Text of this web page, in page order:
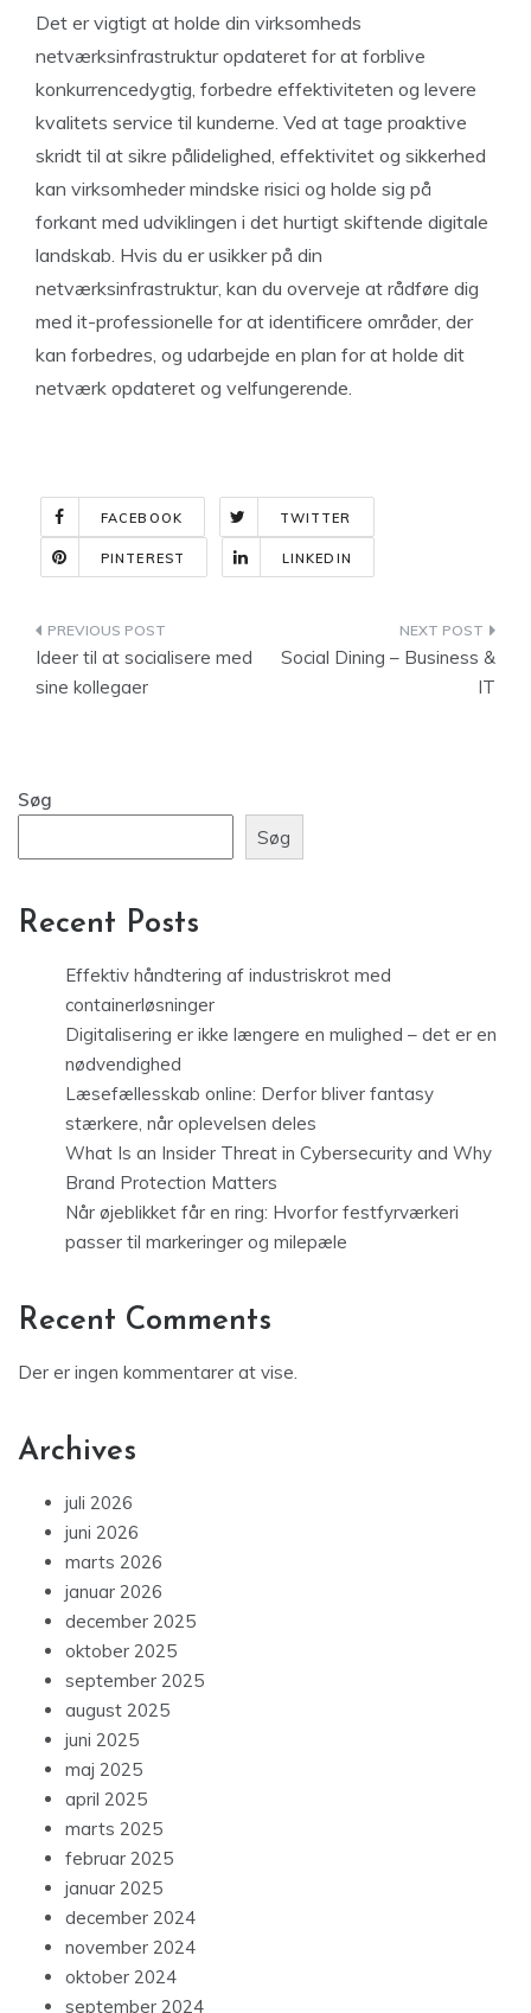
Det er vigtigt at holde din virksomheds
netværksinfrastruktur opdateret for at forblive
konkurrencedygtig, forbedre effektiviteten og levere
kvalitets service til kunderne. Ved at tage proaktive
skridt til at sikre pålidelighed, effektivitet og sikkerhed
kan virksomheder mindske risici og holde sig på
forkant med udviklingen i det hurtigt skiftende digitale
landskab. Hvis du er usikker på din
netværksinfrastruktur, kan du overveje at rådføre dig
med it-professionelle for at identificere områder, der
kan forbedres, og udarbejde en plan for at holde dit
netværk opdateret og velfungerende.
FACEBOOK TWITTER
PINTEREST LINKEDIN
Indlægsnavigation
Ideer til at socialisere med
sine kollegaer
Social Dining – Business &
IT
Søg
Søg
Recent Posts
Effektiv håndtering af industriskrot med
containerløsninger
Digitalisering er ikke længere en mulighed – det er en
nødvendighed
Læsefællesskab online: Derfor bliver fantasy
stærkere, når oplevelsen deles
What Is an Insider Threat in Cybersecurity and Why
Brand Protection Matters
Når øjeblikket får en ring: Hvorfor festfyrværkeri
passer til markeringer og milepæle
Recent Comments
Der er ingen kommentarer at vise.
Archives
juli 2026
juni 2026
marts 2026
januar 2026
december 2025
oktober 2025
september 2025
august 2025
juni 2025
maj 2025
april 2025
marts 2025
februar 2025
januar 2025
december 2024
november 2024
oktober 2024
september 2024